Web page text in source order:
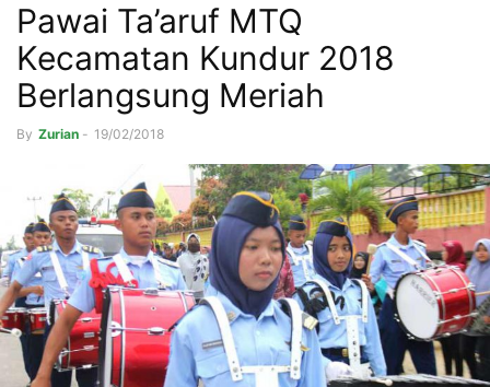
Pawai Ta’aruf MTQ
Kecamatan Kundur 2018
Berlangsung Meriah
By Zurian - 19/02/2018